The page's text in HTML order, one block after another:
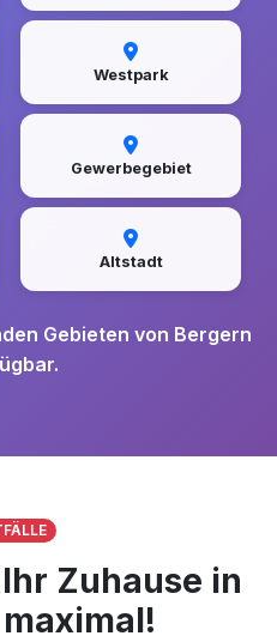
Westpark
Gewerbegebiet
Altstadt
Gebieten von Bergern
Zuhause in